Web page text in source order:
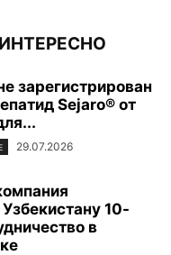
зарегистрирован
Sejaro® от
29.07.2026
10-
в